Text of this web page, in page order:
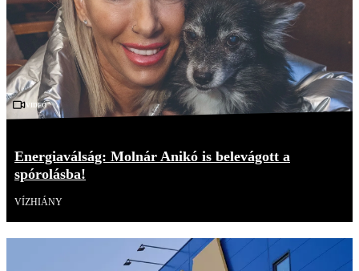
Videó
Energiaválság: Molnár Anikó is belevágott a
spórolásba!
VÍZHIÁNY